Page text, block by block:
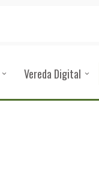
Vereda Digital